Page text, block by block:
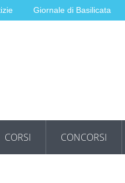
Giornale di Basilicata
CORSI CONCORSI